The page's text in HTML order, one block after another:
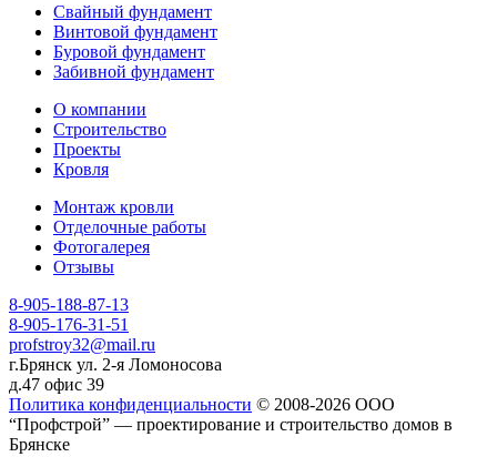
Свайный фундамент
Винтовой фундамент
Буровой фундамент
Забивной фундамент
О компании
Строительство
Проекты
Кровля
Монтаж кровли
Отделочные работы
Фотогалерея
Отзывы
8-905-188-87-13
8-905-176-31-51
profstroy32@mail.ru
г.Брянск ул. 2-я Ломоносова
д.47 офис 39
Политика конфиденциальности © 2008-2026 ООО
“Профстрой” — проектирование и строительство домов в
Брянске